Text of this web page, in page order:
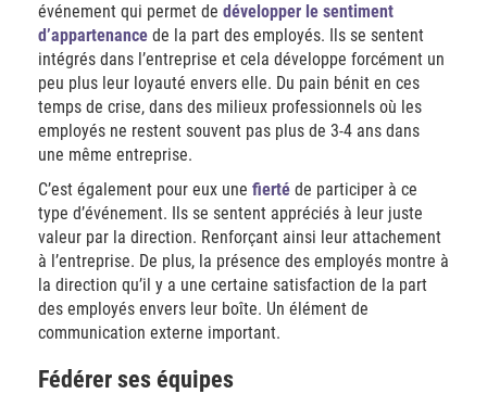
événement qui permet de développer le sentiment
d’appartenance de la part des employés. Ils se sentent
intégrés dans l’entreprise et cela développe forcément un
peu plus leur loyauté envers elle. Du pain bénit en ces
temps de crise, dans des milieux professionnels où les
employés ne restent souvent pas plus de 3-4 ans dans
une même entreprise.
C’est également pour eux une fierté de participer à ce
type d’événement. Ils se sentent appréciés à leur juste
valeur par la direction. Renforçant ainsi leur attachement
à l’entreprise. De plus, la présence des employés montre à
la direction qu’il y a une certaine satisfaction de la part
des employés envers leur boîte. Un élément de
communication externe important.
Fédérer ses équipes